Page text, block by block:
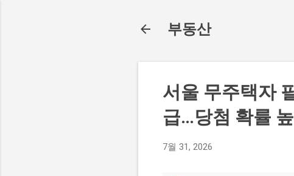
부동산
서울 무주택자
급…당첨 확률
7월 31, 2026